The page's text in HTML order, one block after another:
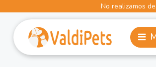
No realizamos